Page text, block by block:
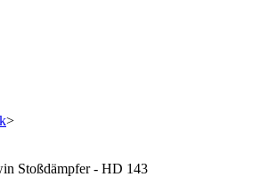
>
Stoßdämpfer - HD 143